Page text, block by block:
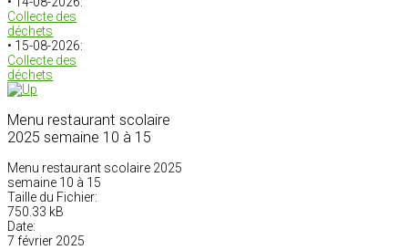
Collecte des
déchets
• 15-08-2026:
Collecte des
déchets
Menu restaurant scolaire
2025 semaine 10 à 15
Menu restaurant scolaire 2025
semaine 10 à 15
Taille du Fichier:
750.33 kB
Date:
7 février 2025